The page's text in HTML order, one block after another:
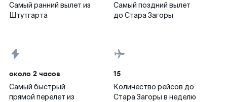
Самый ранний вылет из
Штутгарта
Самый поздний вылет
до Стара Загоры
около 2 часов
Самый быстрый
прямой перелет из
15
Количество рейсов до
Стара Загоры в неделю